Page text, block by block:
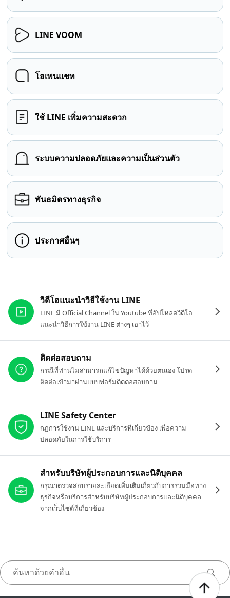
LINE VOOM
โอเพนแชท
ใช้ LINE เพิ่มความสะดวก
ระบบความปลอดภัยและความเป็นส่วนตัว
พันธมิตรทางธุรกิจ
ประกาศอื่นๆ
วิดีโอแนะนำวิธีใช้งาน LINE
LINE มี Official Channel ใน Youtube ที่อัปโหลดวิดีโอ
แนะนำวิธีการใช้งาน LINE ต่างๆ เอาไว้
ติดต่อสอบถาม
กรณีที่ท่านไม่สามารถแก้ไขปัญหาได้ด้วยตนเอง โปรด
ติดต่อเข้ามาผ่านแบบฟอร์มติดต่อสอบถาม
LINE Safety Center
กฎการใช้งาน LINE และบริการที่เกี่ยวข้อง เพื่อความ
ปลอดภัยในการใช้บริการ
สำหรับบริษัทผู้ประกอบการและนิติบุคคล
กรุณาตรวจสอบรายละเอียดเพิ่มเติมเกี่ยวกับการร่วมมือทาง
ธุรกิจหรือบริการสำหรับบริษัทผู้ประกอบการและนิติบุคคล
จากเว็บไซต์ที่เกี่ยวข้อง